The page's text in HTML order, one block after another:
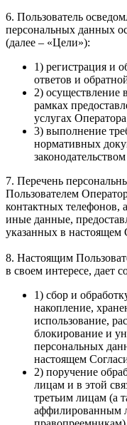
6. Пользователь
персональных данных
(далее – «Цели»):
1) регистрация и
ответов и
2) осуществление
рамках
услугах
3) выполнение
нормативных
7. Перечень
Пользователем
контактных телефонов,
иные данные,
указанных в настоящем
8. Настоящим
в своем интересе, дает
1) сбор и
накопление,
использование,
блокирование и
персональных
настоящем
2) поручение
лицам и в этой
третьим лицам (а
аффилированным